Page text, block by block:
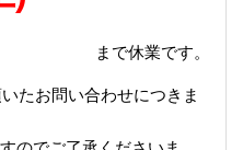
まで休業です。
たお問い合わせにつきま